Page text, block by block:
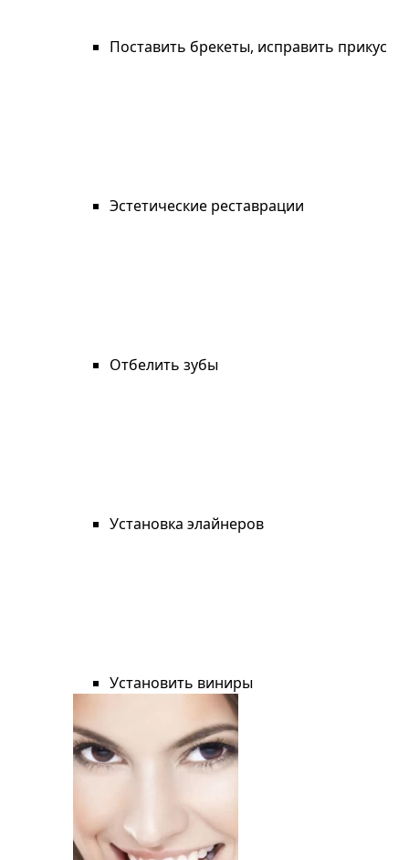
Поставить брекеты, исправить прикус
Эстетические реставрации
Отбелить зубы
Установка элайнеров
Установить виниры